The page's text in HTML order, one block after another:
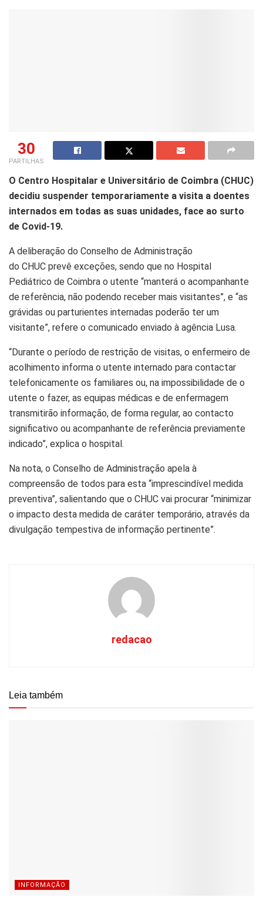
30
PARTILHAS
O Centro Hospitalar e Universitário de Coimbra (CHUC)
decidiu suspender temporariamente a visita a doentes
internados em todas as suas unidades, face ao surto
de Covid-19.
A deliberação do Conselho de Administração
do CHUC prevê exceções, sendo que no Hospital
Pediátrico de Coimbra o utente “manterá o acompanhante
de referência, não podendo receber mais visitantes”, e “as
grávidas ou parturientes internadas poderão ter um
visitante”, refere o comunicado enviado à agência Lusa.
“Durante o período de restrição de visitas, o enfermeiro de
acolhimento informa o utente internado para contactar
telefonicamente os familiares ou, na impossibilidade de o
utente o fazer, as equipas médicas e de enfermagem
transmitirão informação, de forma regular, ao contacto
significativo ou acompanhante de referência previamente
indicado”, explica o hospital.
Na nota, o Conselho de Administração apela à
compreensão de todos para esta “imprescindível medida
preventiva”, salientando que o CHUC vai procurar “minimizar
o impacto desta medida de caráter temporário, através da
divulgação tempestiva de informação pertinente”.
redacao
Leia também
INFORMAÇÃO